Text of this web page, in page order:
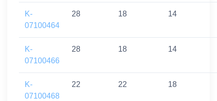
K-
07100464
28 18 14
K-
07100466
28 18 14
K-
07100468
22 22 18